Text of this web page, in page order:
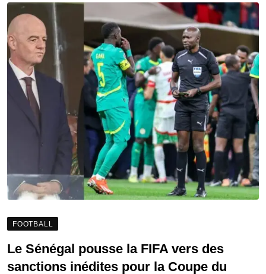
FOOTBALL
Le Sénégal pousse la FIFA vers des
sanctions inédites pour la Coupe du